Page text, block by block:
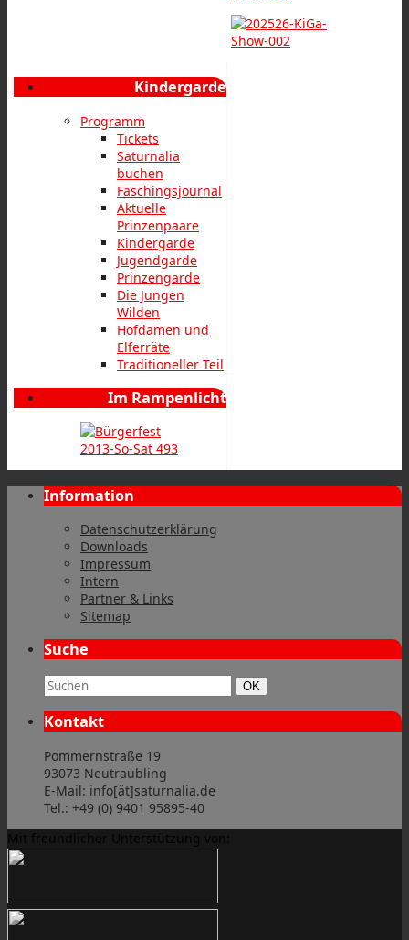
Kindergarde
Programm
Tickets
Saturnalia
buchen
Faschingsjournal
Aktuelle
Prinzenpaare
Kindergarde
Jugendgarde
Prinzengarde
Die Jungen
Wilden
Hofdamen und
Elferräte
Traditioneller Teil
Im Rampenlicht
Information
Datenschutzerklärung
Downloads
Impressum
Intern
Partner & Links
Sitemap
Suche
Suchbegriff: Suchen
OK
Kontakt
Pommernstraße 19
93073 Neutraubling
E-Mail: info[ät]saturnalia.de
Tel.: +49 (0) 9401 95895-40